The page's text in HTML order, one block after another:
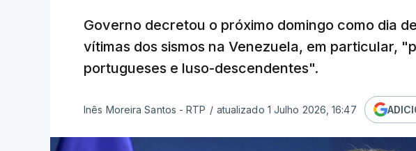
Governo decretou o próximo domingo como dia
vítimas dos sismos na Venezuela, em particular,
portugueses e luso-descendentes".
Inês Moreira Santos - RTP / atualizado 1 Julho 2026, 16:47